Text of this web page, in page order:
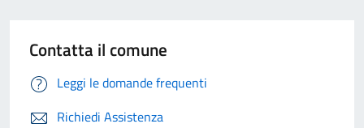
Contatta il comune
Leggi le domande frequenti
Richiedi Assistenza